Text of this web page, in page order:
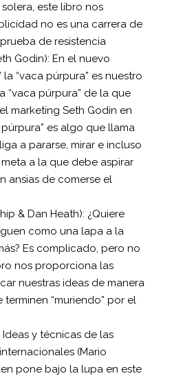
este libro nos
no es una carrera de
de resistencia
Godin): En el nuevo
la “vaca púrpura” es nuestro
“vaca púrpura” de la que
marketing Seth Godin en
es algo que llama
a pararse, mirar e incluso
meta a la que debe aspirar
ansias de comerse el
& Dan Heath): ¿Quiere
como una lapa a la
Es complicado, pero no
nos proporciona las
nuestras ideas de manera
“muriendo” por el
y técnicas de las
(Mario
pone bajo la lupa en este